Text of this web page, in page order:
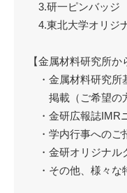
3.研一ピンバッジ
4.東北大学オリジ
【金属材料研究所か
・金属材料研究
掲載（ご希望の
・金研広報誌IMR
・学内行事へのご
・金研オリジナ
・その他、様々な